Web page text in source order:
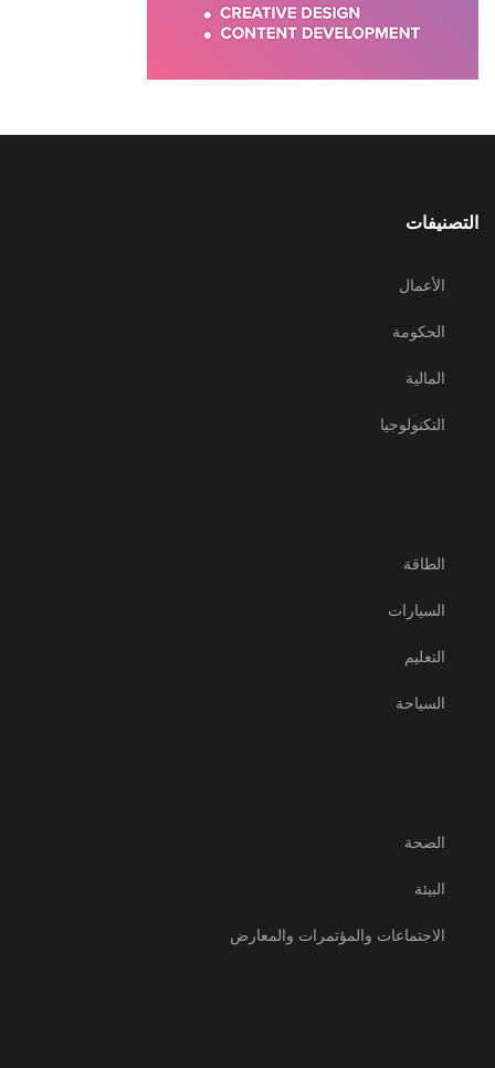
التصنيفات
الأعمال
الحكومة
المالية
التكنولوجيا
الطاقة
السيارات
التعليم
السياحة
الصحة
البيئة
الاجتماعات والمؤتمرات والمعارض